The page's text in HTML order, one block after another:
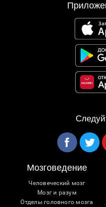
Мозговедение
Человеческий мозг
Мозг и разум
Отделы головного мозга